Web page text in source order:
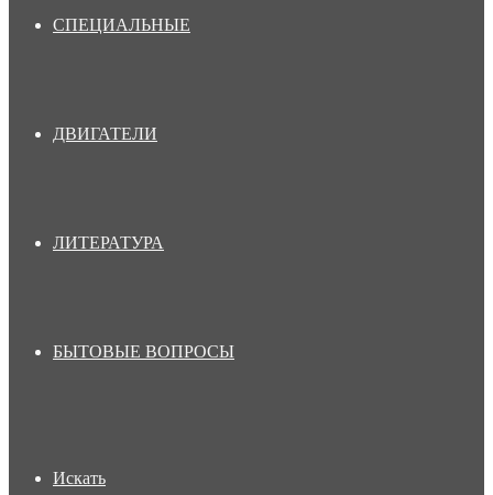
СПЕЦИАЛЬНЫЕ
ДВИГАТЕЛИ
ЛИТЕРАТУРА
БЫТОВЫЕ ВОПРОСЫ
Искать